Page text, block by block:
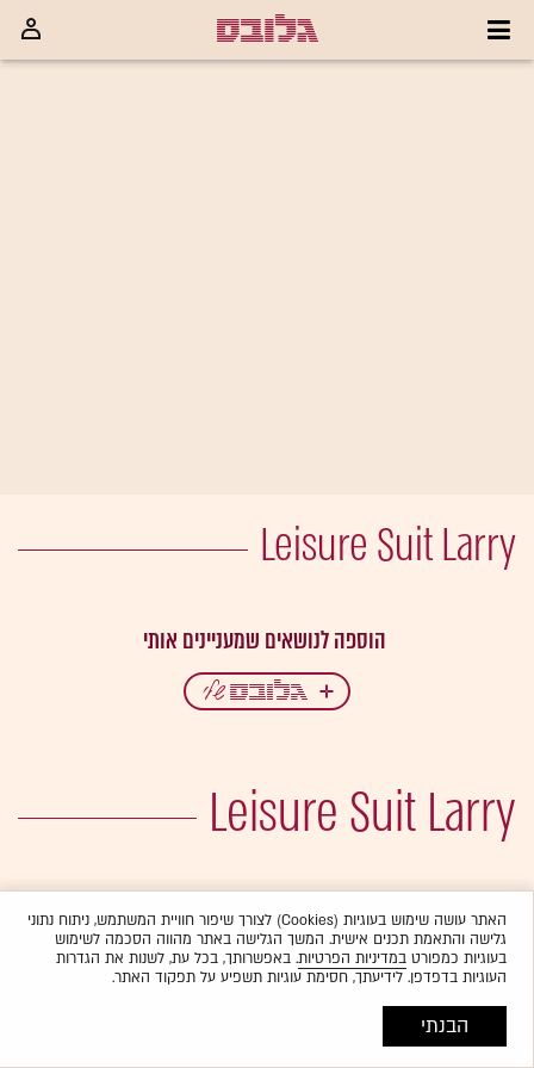
Leisure Suit Larry
Leisure Suit Larry
האתר עושה שימוש בעוגיות (Cookies) לצורך שיפור חוויית המשתמש, ניתוח נתוני
גלישה והתאמת תכנים אישית. המשך הגלישה באתר מהווה הסכמה לשימוש
בעוגיות כמפורטבמדיניות הפרטיות. באפשרותך, בכל עת, לשנות את הגדרות
העוגיות בדפדפן. לידיעתך, חסימת עוגיות תשפיע על תפקוד האתר.
הבנתי